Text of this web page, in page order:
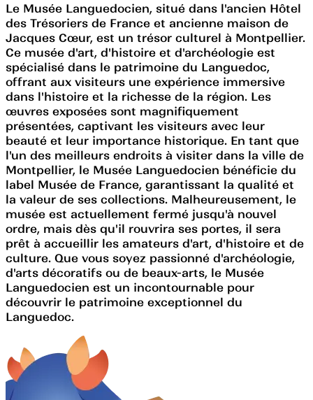
Le Musée Languedocien, situé dans l'ancien Hôtel
des Trésoriers de France et ancienne maison de
Jacques Cœur, est un trésor culturel à Montpellier.
Ce musée d'art, d'histoire et d'archéologie est
spécialisé dans le patrimoine du Languedoc,
offrant aux visiteurs une expérience immersive
dans l'histoire et la richesse de la région. Les
œuvres exposées sont magnifiquement
présentées, captivant les visiteurs avec leur
beauté et leur importance historique. En tant que
l'un des meilleurs endroits à visiter dans la ville de
Montpellier, le Musée Languedocien bénéficie du
label Musée de France, garantissant la qualité et
la valeur de ses collections. Malheureusement, le
musée est actuellement fermé jusqu'à nouvel
ordre, mais dès qu'il rouvrira ses portes, il sera
prêt à accueillir les amateurs d'art, d'histoire et de
culture. Que vous soyez passionné d'archéologie,
d'arts décoratifs ou de beaux-arts, le Musée
Languedocien est un incontournable pour
découvrir le patrimoine exceptionnel du
Languedoc.